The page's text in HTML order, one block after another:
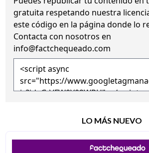
gratuita respetando nuestra
este código en la página donde lo
Contacta con nosotros en
info@factchequeado.com
LO MÁS NUEVO